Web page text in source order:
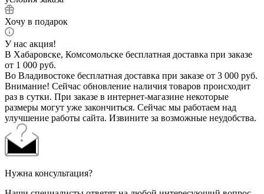
Хочу в подарок
У нас акция!
В Хабаровске, Комсомольске бесплатная доставка при заказе
от 1 000 руб.
Во Владивостоке бесплатная доставка при заказе от 3 000 руб.
Внимание! Сейчас обновление наличия товаров происходит
раз в сутки. При заказе в интернет-магазине некоторые
размеры могут уже закончиться. Сейчас мы работаем над
улучшение работы сайта. Извините за возможные неудобства.
Нужна консультация?